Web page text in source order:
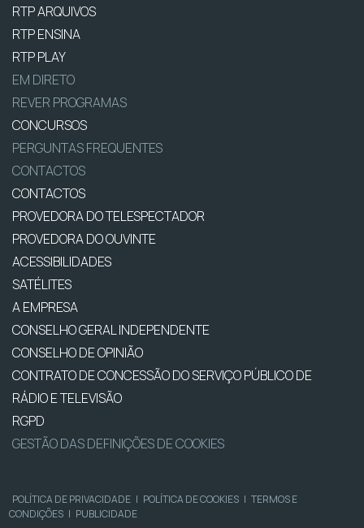
RTP ARQUIVOS
RTP ENSINA
RTP PLAY
EM DIRETO
REVER PROGRAMAS
CONCURSOS
PERGUNTAS FREQUENTES
CONTACTOS
CONTACTOS
PROVEDORA DO TELESPECTADOR
PROVEDORA DO OUVINTE
ACESSIBILIDADES
SATÉLITES
A EMPRESA
CONSELHO GERAL INDEPENDENTE
CONSELHO DE OPINIÃO
CONTRATO DE CONCESSÃO DO SERVIÇO PÚBLICO DE
RÁDIO E TELEVISÃO
RGPD
GESTÃO DAS DEFINIÇÕES DE COOKIES
POLÍTICA DE PRIVACIDADE | POLÍTICA DE COOKIES | TERMOS E
CONDIÇÕES | PUBLICIDADE